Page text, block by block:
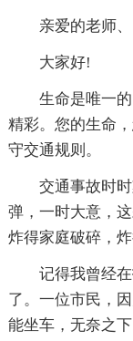
亲爱的老师、
大家好!
生命是唯一
精彩。您的生命
守交通规则。
交通事故时
弹，一时大意，
炸得家庭破碎，炸
记得我曾经
了。一位市民，
能坐车，无奈之